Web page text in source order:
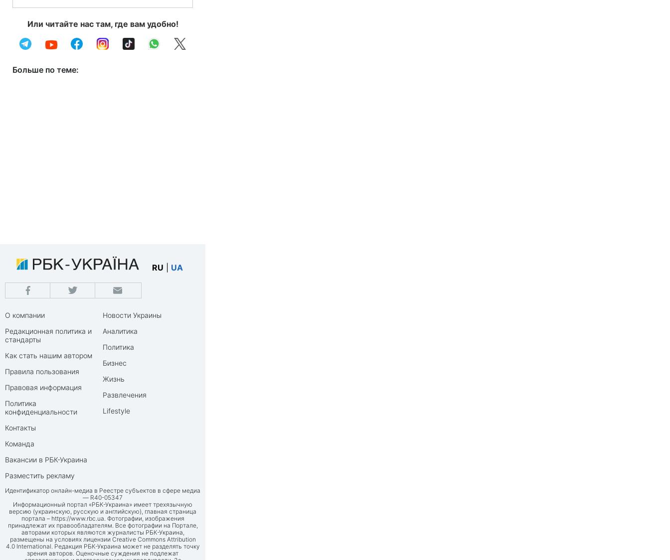
Или читайте нас там, где вам удобно!
Больше по теме:
RU UA
О компании
Редакционная политика и
стандарты
Как стать нашим автором
Правила пользования
Правовая информация
Политика
конфиденциальности
Контакты
Команда
Вакансии в РБК-Украина
Разместить рекламу
Новости Украины
Аналитика
Политика
Бизнес
Жизнь
Развлечения
Lifestyle
Идентификатор онлайн-медиа в Реестре субъектов в сфере медиа
— R40-05347
Информационный портал «РБК-Украина» имеет трехязычную
версию (украинскую, русскую и английскую), главная страница
портала – https://www.rbc.ua. Фотографии, изображения
принадлежат их правообладателям. Все фотографии на Портале,
авторами которых являются журналисты РБК-Украина,
размещены на условиях лицензии Creative Commons Attribution
4.0 International. Редакция РБК-Украина может не разделять точку
зрения авторов. Оценочные суждения не подлежат